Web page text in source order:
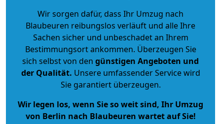
Wir sorgen dafür, dass Ihr Umzug nach
Blaubeuren reibungslos verläuft und alle Ihre
Sachen sicher und unbeschadet an Ihrem
Bestimmungsort ankommen. Überzeugen Sie
sich selbst von den günstigen Angeboten und
der Qualität. Unsere umfassender Service wird
Sie garantiert überzeugen.
Wir legen los, wenn Sie so weit sind, Ihr Umzug
von Berlin nach Blaubeuren wartet auf Sie!